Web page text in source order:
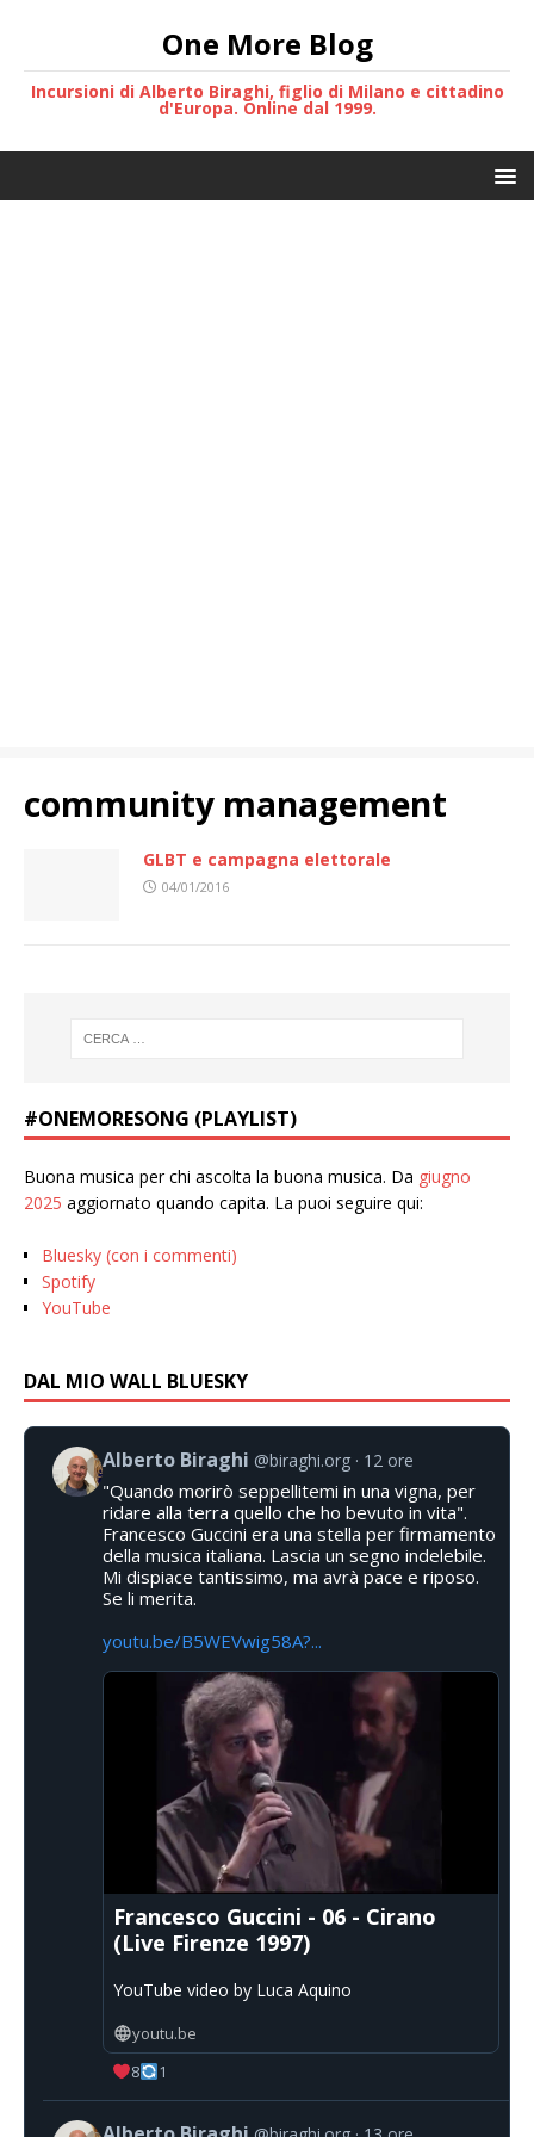
One More Blog
Incursioni di Alberto Biraghi, figlio di Milano e cittadino
d'Europa. Online dal 1999.
community management
GLBT e campagna elettorale
04/01/2016
#ONEMORESONG (PLAYLIST)
Buona musica per chi ascolta la buona musica. Da giugno
2025 aggiornato quando capita. La puoi seguire qui:
Bluesky (con i commenti)
Spotify
YouTube
DAL MIO WALL BLUESKY
Alberto Biraghi @biraghi.org 12 ore
"Quando morirò seppellitemi in una vigna, per
ridare alla terra quello che ho bevuto in vita".
Francesco Guccini era una stella per firmamento
della musica italiana. Lascia un segno indelebile.
Mi dispiace tantissimo, ma avrà pace e riposo.
Se li merita.
youtu.be/B5WEVwig58A?...
Francesco Guccini - 06 - Cirano
(Live Firenze 1997)
YouTube video by Luca Aquino
youtu.be
8
1